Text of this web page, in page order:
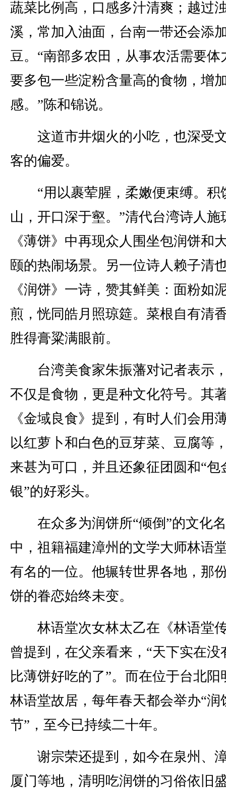
蔬菜比例高，口感多汁清爽；越过
溪，常加入油面，台南一带还会添
豆。“南部多农田，从事农活需要体
要多包一些淀粉含量高的食物，增
感。”陈和锦说。
这道市井烟火的小吃，也深受
客的偏爱。
“用以裹荤腥，柔嫩便束缚。积
山，开口深于壑。”清代台湾诗人施
《薄饼》中再现众人围坐包润饼和
颐的热闹场景。另一位诗人赖子清
《润饼》一诗，赞其鲜美：面粉如
煎，恍同皓月照琼筵。菜根自有清
胜得膏粱满眼前。
台湾美食家朱振藩对记者表示
不仅是食物，更是种文化符号。其
《金域良食》提到，有时人们会用
以红萝卜和白色的豆芽菜、豆腐等
来甚为可口，并且还象征团圆和“包
银”的好彩头。
在众多为润饼所“倾倒”的文化
中，祖籍福建漳州的文学大师林语
有名的一位。他辗转世界各地，那
饼的眷恋始终未变。
林语堂次女林太乙在《林语堂
曾提到，在父亲看来，“天下实在没
比薄饼好吃的了”。而在位于台北阳
林语堂故居，每年春天都会举办“润
节”，至今已持续二十年。
谢宗荣还提到，如今在泉州、
厦门等地，清明吃润饼的习俗依旧